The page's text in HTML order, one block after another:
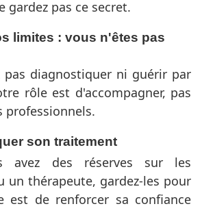
gardez pas ce secret.
limites : vous n'êtes pas
pas diagnostiquer ni guérir par
rôle est d'accompagner, pas
professionnels.
son traitement
avez des réserves sur les
un thérapeute, gardez-les pour
est de renforcer sa confiance